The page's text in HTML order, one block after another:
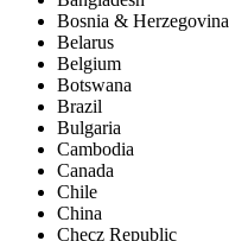
Bosnia & Herzegovina
Belarus
Belgium
Botswana
Brazil
Bulgaria
Cambodia
Canada
Chile
China
Checz Republic